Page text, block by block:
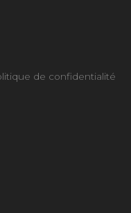
de confidentialité